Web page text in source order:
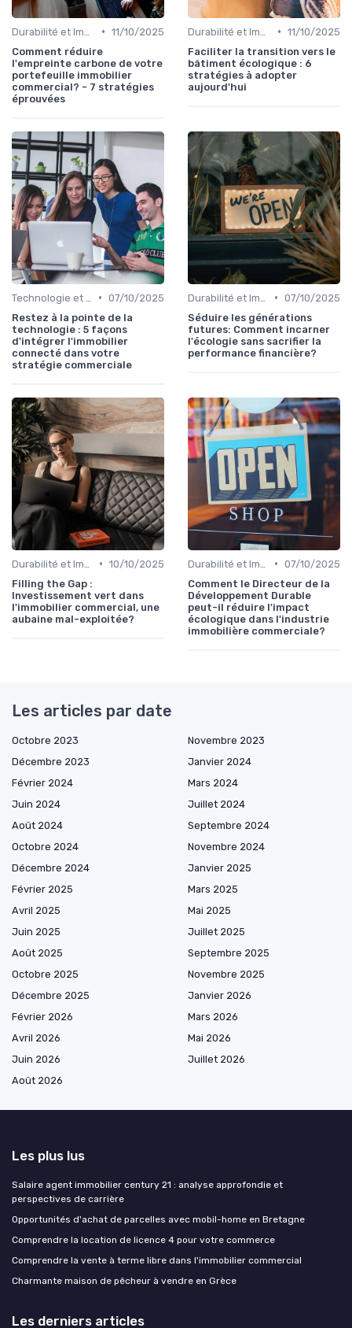
• 11/10/2025
Comment réduire
l'empreinte carbone de votre
portefeuille immobilier
commercial? - 7 stratégies
éprouvées
• 11/10/2025
Faciliter la transition vers le
bâtiment écologique : 6
stratégies à adopter
aujourd'hui
• 07/10/2025
Restez à la pointe de la
technologie : 5 façons
d'intégrer l'immobilier
connecté dans votre
stratégie commerciale
• 07/10/2025
Séduire les générations
futures: Comment incarner
l'écologie sans sacrifier la
performance financière?
• 10/10/2025
Filling the Gap :
Investissement vert dans
l'immobilier commercial, une
aubaine mal-exploitée?
• 07/10/2025
Comment le Directeur de la
Développement Durable
peut-il réduire l'impact
écologique dans l'industrie
immobilière commerciale?
Les articles par date
Octobre 2023
Novembre 2023
Décembre 2023
Janvier 2024
Février 2024
Mars 2024
Juin 2024
Juillet 2024
Août 2024
Septembre 2024
Octobre 2024
Novembre 2024
Décembre 2024
Janvier 2025
Février 2025
Mars 2025
Avril 2025
Mai 2025
Juin 2025
Juillet 2025
Août 2025
Septembre 2025
Octobre 2025
Novembre 2025
Décembre 2025
Janvier 2026
Février 2026
Mars 2026
Avril 2026
Mai 2026
Juin 2026
Juillet 2026
Août 2026
Les plus lus
Salaire agent immobilier century 21 : analyse approfondie et
perspectives de carrière
Opportunités d'achat de parcelles avec mobil-home en Bretagne
Comprendre la location de licence 4 pour votre commerce
Comprendre la vente à terme libre dans l'immobilier commercial
Charmante maison de pêcheur à vendre en Grèce
Les derniers articles